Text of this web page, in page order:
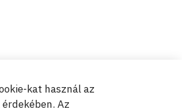
kényelmes fizetések
kat használ az
Az